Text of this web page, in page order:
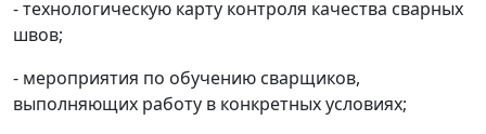
- технологическую карту контроля качества сварных
швов;
- мероприятия по обучению сварщиков,
выполняющих работу в конкретных условиях;